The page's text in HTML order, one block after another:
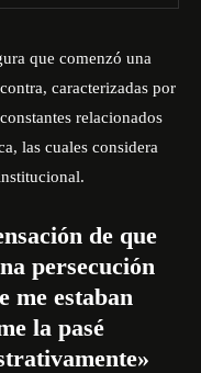
que comenzó una
caracterizadas por
relacionados
las cuales considera
de que
persecución
me estaban
la pasé